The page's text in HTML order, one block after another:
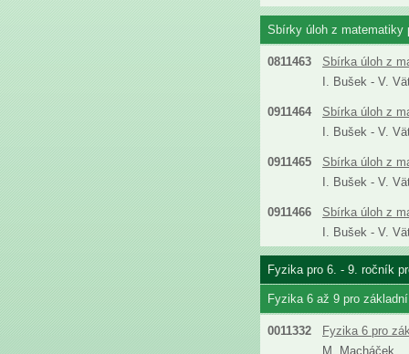
Sbírky úloh z matematiky
0811463
Sbírka úloh z
I. Bušek - V.
0911464
Sbírka úloh z
I. Bušek - V.
0911465
Sbírka úloh z
I. Bušek - V.
0911466
Sbírka úloh z
I. Bušek - V.
Fyzika pro 6. - 9. ročník
Fyzika 6 až 9 pro
0011332
Fyzika 6 pro
M. Macháček